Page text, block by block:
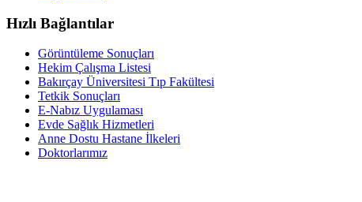
Hızlı Bağlantılar
Görüntüleme Sonuçları
Hekim Çalışma Listesi
Bakırçay Üniversitesi Tıp Fakültesi
Tetkik Sonuçları
E-Nabız Uygulaması
Evde Sağlık Hizmetleri
Anne Dostu Hastane İlkeleri
Doktorlarımız